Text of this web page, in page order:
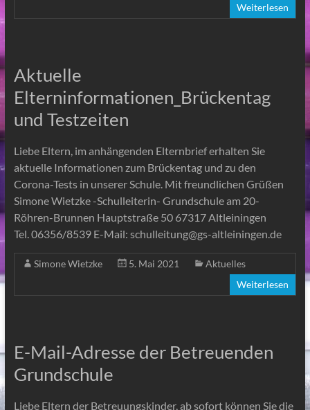
Weiterlesen
Aktuelle
Elterninformationen_Brückentag
und Testzeiten
Liebe Eltern, im anhängenden Elternbrief erhalten Sie
aktuelle Informationen zum Brückentag und zu den
Corona-Tests in unserer Schule. Mit freundlichen Grüßen
Simone Wietzke -Schulleiterin- Grundschule am 20-
Röhren-Brunnen Hauptstraße 50 67317 Altleiningen
Tel. 06356/8539 E-Mail: schulleitung@gs-altleiningen.de
Simone Wietzke 5. Mai 2021
Aktuelles
Weiterlesen
E-Mail-Adresse der Betreuenden
Grundschule
Liebe Eltern der Betreuungskinder, ab sofort können Sie die